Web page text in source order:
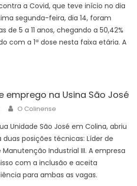
a Covid, que teve início no dia
segunda-feira, dia 14, foram
de 5 a 11 anos, chegando a 50,42%
com a 1ª dose nesta faixa etária. A
emprego na Usina São José
Author
O Colinense
Unidade São José em Colina, abriu
posições técnicas: Líder de
Industrial III. A empresa
com a inclusão e aceita
para ambas as vagas.